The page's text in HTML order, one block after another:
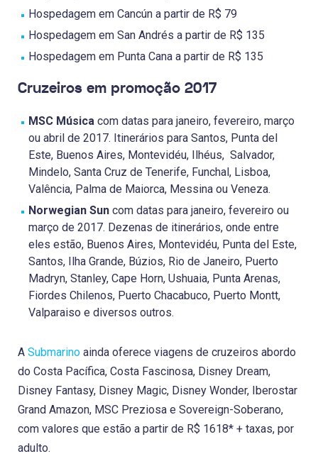
Hospedagem em Cancún a partir de R$ 79
Hospedagem em San Andrés a partir de R$ 135
Hospedagem em Punta Cana a partir de R$ 135
Cruzeiros em promoção 2017
MSC Música com datas para janeiro, fevereiro, março
ou abril de 2017. Itinerários para Santos, Punta del
Este, Buenos Aires, Montevidéu, Ilhéus, Salvador,
Mindelo, Santa Cruz de Tenerife, Funchal, Lisboa,
Valência, Palma de Maiorca, Messina ou Veneza.
Norwegian Sun com datas para janeiro, fevereiro ou
março de 2017. Dezenas de itinerários, onde entre
eles estão, Buenos Aires, Montevidéu, Punta del Este,
Santos, Ilha Grande, Búzios, Rio de Janeiro, Puerto
Madryn, Stanley, Cape Horn, Ushuaia, Punta Arenas,
Fiordes Chilenos, Puerto Chacabuco, Puerto Montt,
Valparaiso e diversos outros.
A Submarino ainda oferece viagens de cruzeiros abordo
do Costa Pacífica, Costa Fascinosa, Disney Dream,
Disney Fantasy, Disney Magic, Disney Wonder, Iberostar
Grand Amazon, MSC Preziosa e Sovereign-Soberano,
com valores que estão a partir de R$ 1618* + taxas, por
adulto.